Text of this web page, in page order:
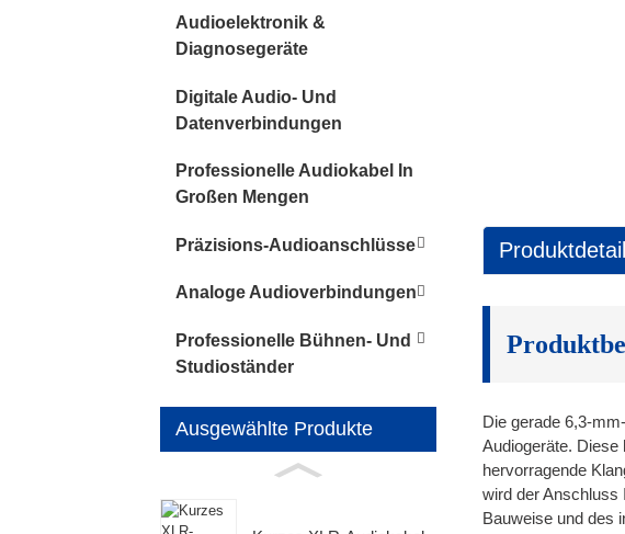
Audioelektronik &
Diagnosegeräte
Digitale Audio- Und
Datenverbindungen
Professionelle Audiokabel In
Großen Mengen
Präzisions-Audioanschlüsse
Analoge Audioverbindungen
Professionelle Bühnen- Und
Studioständer
Ausgewählte Produkte
Die gerade 6,3-
Audiogeräte. Diese
hervorragende
wird der Anschluss
Bauweise und des
• Überprüfung
Kundendienst
• Ein
• Wir
Als Erstausrüster
1.2 Einjähriger
1.3 Service &
2. Ablauf bei